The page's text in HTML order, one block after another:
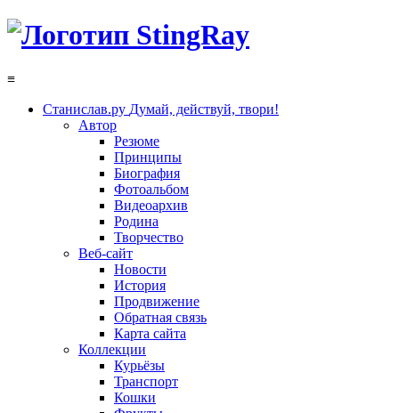
≡
Станислав.ру Думай, действуй, твори!
Автор
Резюме
Принципы
Биография
Фотоальбом
Видеоархив
Родина
Творчество
Веб-сайт
Новости
История
Продвижение
Обратная связь
Карта сайта
Коллекции
Курьёзы
Транспорт
Кошки